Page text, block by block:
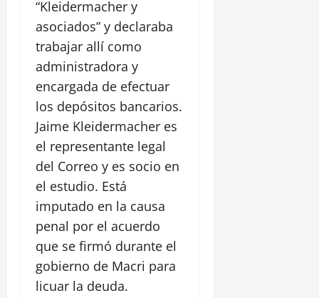
“Kleidermacher y
asociados” y declaraba
trabajar allí como
administradora y
encargada de efectuar
los depósitos bancarios.
Jaime Kleidermacher es
el representante legal
del Correo y es socio en
el estudio. Está
imputado en la causa
penal por el acuerdo
que se firmó durante el
gobierno de Macri para
licuar la deuda.